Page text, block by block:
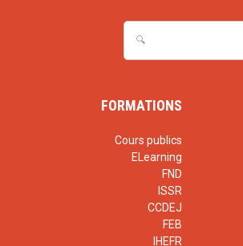
FORMATIONS
Cours publics
ELearning
FND
ISSR
CCDEJ
FEB
IHEFR